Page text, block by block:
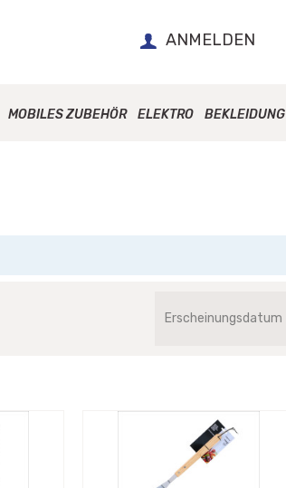
ANMELDEN
MOBILES ZUBEHÖR ELEKTRO BEKLEIDUNG